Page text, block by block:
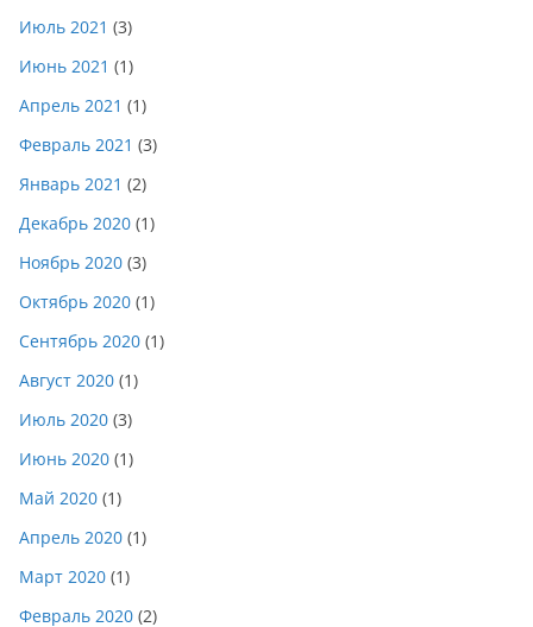
Июль 2021 (3)
Июнь 2021 (1)
Апрель 2021 (1)
Февраль 2021 (3)
Январь 2021 (2)
Декабрь 2020 (1)
Ноябрь 2020 (3)
Октябрь 2020 (1)
Сентябрь 2020 (1)
Август 2020 (1)
Июль 2020 (3)
Июнь 2020 (1)
Май 2020 (1)
Апрель 2020 (1)
Март 2020 (1)
Февраль 2020 (2)